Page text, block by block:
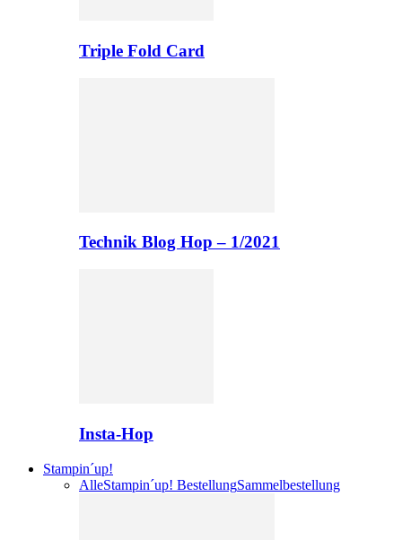
Triple Fold Card
Technik Blog Hop – 1/2021
Insta-Hop
Stampin´up!
AlleStampin´up! BestellungSammelbestellung